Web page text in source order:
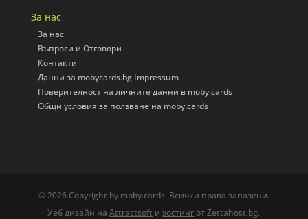
За нас
За нас
Въпроси и Отговори
Контакти
Данни за mobycards.bg Impressum
Поверителност на личните данни в moby.cards
Общи условия за ползване на moby.cards
© 2026 Copyright by moby.cards. Всички права запазени.
Уеб дизайн наAttractsoft ихостинг от Zettahost.bg.